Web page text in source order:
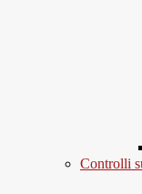
Controlli